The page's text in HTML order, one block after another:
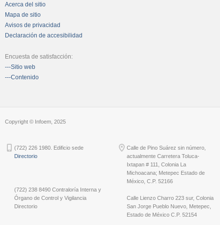
Acerca del sitio
Mapa de sitio
Avisos de privacidad
Declaración de accesibilidad
Encuesta de satisfacción:
---Sitio web
---Contenido
Copyright © Infoem, 2025
(722) 226 1980. Edificio sede
Directorio
(722) 238 8490 Contraloría Interna y
Órgano de Control y Vigilancia
Directorio
Calle de Pino Suárez sin número,
actualmente Carretera Toluca-
Ixtapan # 111, Colonia La
Michoacana; Metepec Estado de
México, C.P. 52166
Calle Lienzo Charro 223 sur, Colonia
San Jorge Pueblo Nuevo, Metepec,
Estado de México C.P. 52154